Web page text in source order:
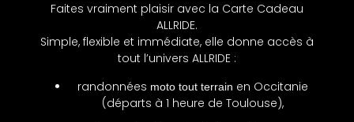
Faites vraiment plaisir avec la Carte Cadeau
ALLRIDE.
Simple, flexible et immédiate, elle donne accès à
tout l’univers ALLRIDE :
randonnées moto tout terrain en Occitanie
(départs à 1 heure de Toulouse),